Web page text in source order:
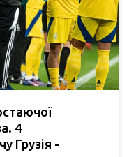
4
Грузія -